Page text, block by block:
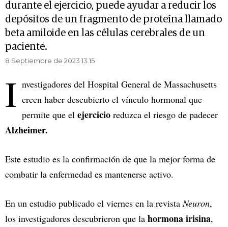
durante el ejercicio, puede ayudar a reducir los
depósitos de un fragmento de proteína llamado
beta amiloide en las células cerebrales de un
paciente.
8 Septiembre de 2023 13.15
I nvestigadores del Hospital General de Massachusetts
creen haber descubierto el vínculo hormonal que
permite que el ejercicio reduzca el riesgo de padecer
Alzheimer.
Este estudio es la confirmación de que la mejor forma de
combatir la enfermedad es mantenerse activo.
En un estudio publicado el viernes en la revistaNeuron,
los investigadores descubrieron que la hormona irisina,